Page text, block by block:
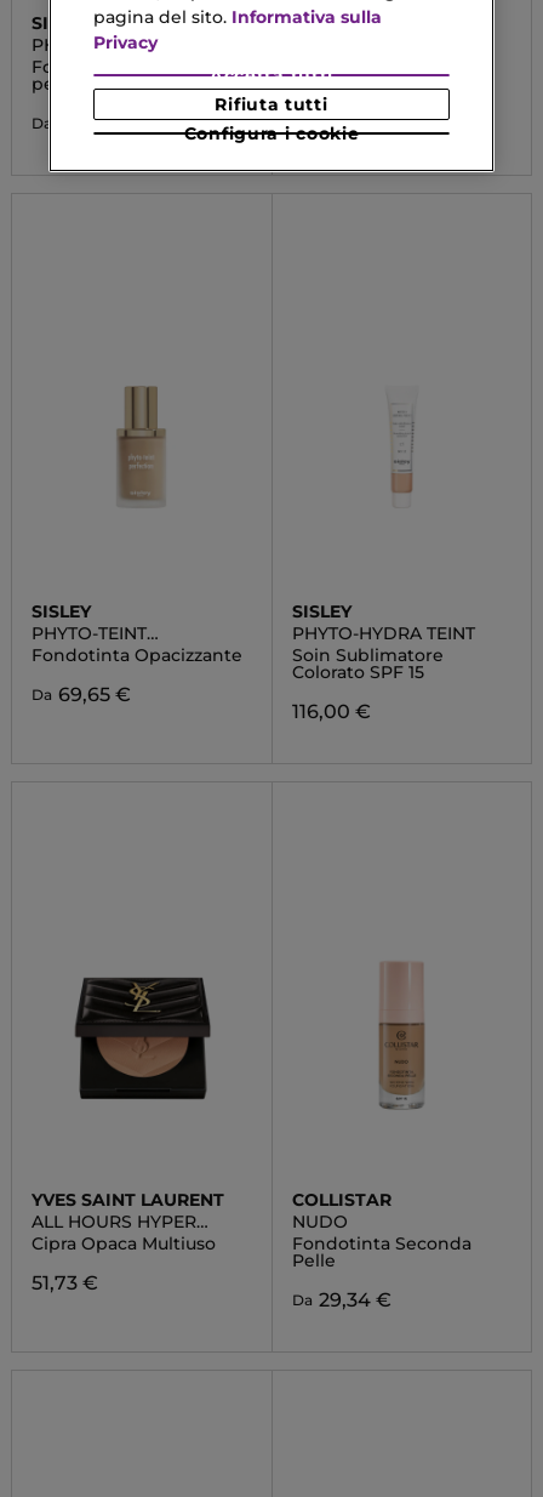
SISLEY
PHYTO-TEINT NUDE
Fondotinta soin seconda
pelle
Da 65,45 €
NAJ OLEARI
Tenuta
Da 19,90 €
SISLEY
PHYTO-TEINT
PERFECTION
Fondotinta Opacizzante
Da 69,65 €
SISLEY
PHYTO-HYDRA TEINT
Soin Sublimatore
Colorato SPF 15
116,00 €
YVES SAINT LAURENT
ALL HOURS HYPER
FINISH POWDER
Cipra Opaca Multiuso
51,73 €
COLLISTAR
NUDO
Fondotinta Seconda
Pelle
Da 29,34 €
pagina del sito. Informativa sulla
Privacy
Configura i cookie
Rifiuta tutti
Accetta tutti